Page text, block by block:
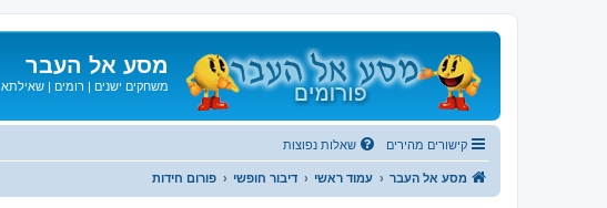
מסע אל העבר
משחקים ישנים | רומים | שאילתא
קישורים מהירים שאלות נפוצות
מסע אל העבר עמוד ראשי דיבור חופשי פורום חידות